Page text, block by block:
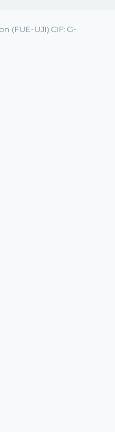
(FUE-UJI) CIF: G-